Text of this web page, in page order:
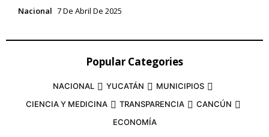
Nacional 7 De Abril De 2025
Popular Categories
NACIONAL YUCATÁN
MUNICIPIOS
CIENCIA Y MEDICINA
TRANSPARENCIA
CANCÚN
ECONOMÍA